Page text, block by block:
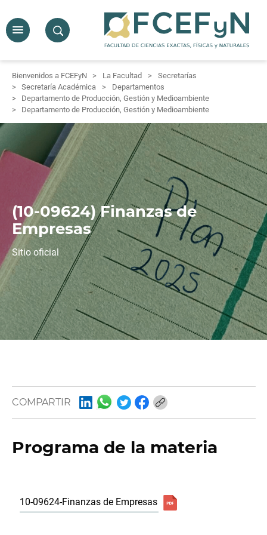
Bienvenidos a FCEFyN La Facultad
Secretarías
Secretaría Académica
Departamentos
Departamento de Producción, Gestión y Medioambiente
Departamento de Producción, Gestión y Medioambiente
(10-09624) Finanzas de
Empresas
Sitio oficial
Programa de la materia
10-09624-Finanzas de Empresas
COMPARTIR